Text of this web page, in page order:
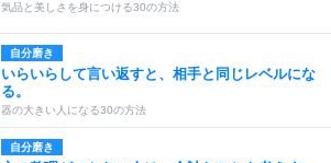
気品と美しさを身につける30の方法
自分磨き
いらいらして言い返すと、相手と同じレベルにな
る。
器の大きい人になる30の方法
自分磨き